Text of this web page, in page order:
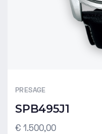
PRESAGE
SPB495J1
€ 1.500,00